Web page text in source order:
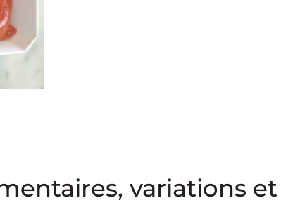
variations